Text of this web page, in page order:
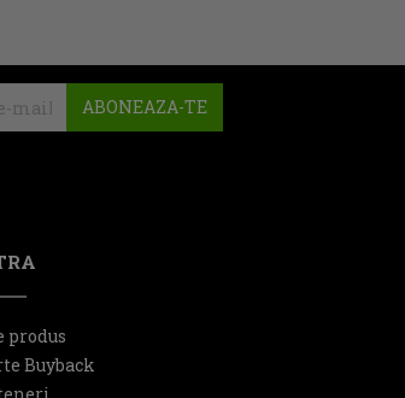
ABONEAZA-TE
produs
Buyback